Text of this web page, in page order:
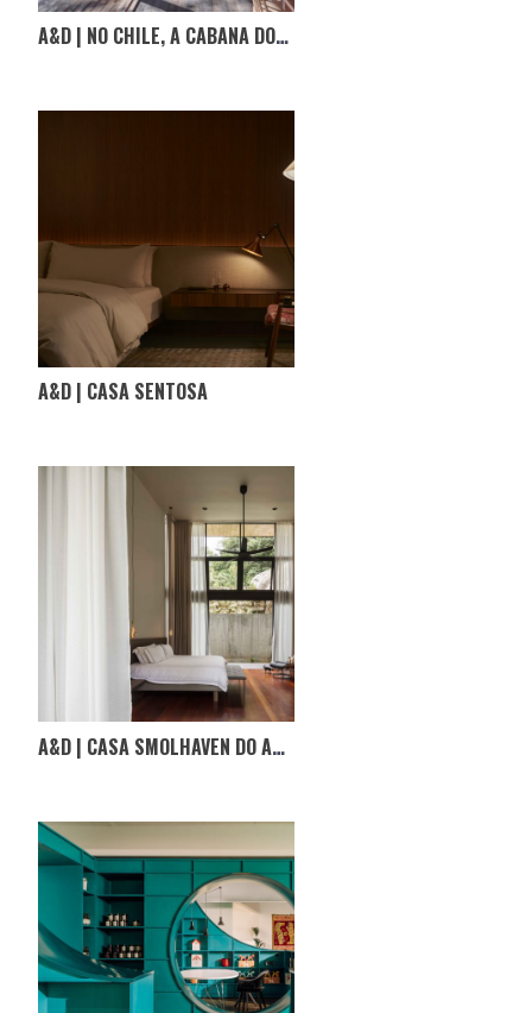
A&D | NO CHILE, A CABANA DOS IRAGÜEN VIÑUELA
A&D | CASA SENTOSA
A&D | CASA SMOLHAVEN DO ARQUITETO CHOO GIM WAH